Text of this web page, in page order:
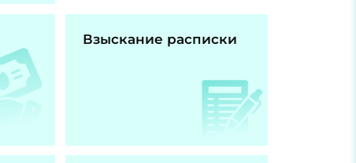
Взыскание расписки